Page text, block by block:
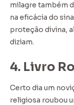
milagre também
na eficácia do
proteção divina,
diziam.
4. Livro
Certo dia um
religiosa roubou